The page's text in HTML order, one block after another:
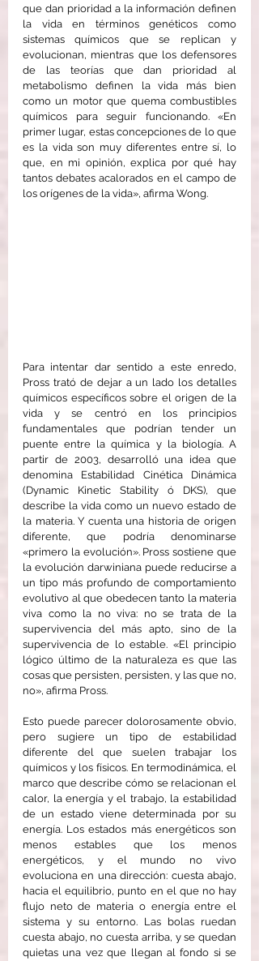
que dan prioridad a la información definen
la vida en términos genéticos como
sistemas químicos que se replican y
evolucionan, mientras que los defensores
de las teorías que dan prioridad al
metabolismo definen la vida más bien
como un motor que quema combustibles
químicos para seguir funcionando. «En
primer lugar, estas concepciones de lo que
es la vida son muy diferentes entre sí, lo
que, en mi opinión, explica por qué hay
tantos debates acalorados en el campo de
los orígenes de la vida», afirma Wong.
Para intentar dar sentido a este enredo,
Pross trató de dejar a un lado los detalles
químicos específicos sobre el origen de la
vida y se centró en los principios
fundamentales que podrían tender un
puente entre la química y la biología. A
partir de 2003, desarrolló una idea que
denomina Estabilidad Cinética Dinámica
(Dynamic Kinetic Stability ó DKS), que
describe la vida como un nuevo estado de
la materia. Y cuenta una historia de origen
diferente, que podría denominarse
«primero la evolución». Pross sostiene que
la evolución darwiniana puede reducirse a
un tipo más profundo de comportamiento
evolutivo al que obedecen tanto la materia
viva como la no viva: no se trata de la
supervivencia del más apto, sino de la
supervivencia de lo estable. «El principio
lógico último de la naturaleza es que las
cosas que persisten, persisten, y las que no,
no», afirma Pross.
Esto puede parecer dolorosamente obvio,
pero sugiere un tipo de estabilidad
diferente del que suelen trabajar los
químicos y los físicos. En termodinámica, el
marco que describe cómo se relacionan el
calor, la energía y el trabajo, la estabilidad
de un estado viene determinada por su
energía. Los estados más energéticos son
menos estables que los menos
energéticos, y el mundo no vivo
evoluciona en una dirección: cuesta abajo,
hacia el equilibrio, punto en el que no hay
flujo neto de materia o energía entre el
sistema y su entorno. Las bolas ruedan
cuesta abajo, no cuesta arriba, y se quedan
quietas una vez que llegan al fondo si se